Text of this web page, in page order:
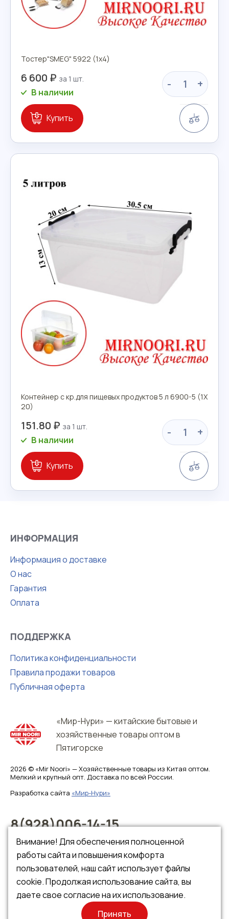
Тостер"SMEG" 5922 (1х4)
6 600 ₽ - +
В наличии
Купить
Контейнер с кр.для пищевых продуктов 5 л 6900-5 (1Х
20)
151.80 ₽ - +
В наличии
Купить
«Мир-Нури» — китайские бытовые и
хозяйственные товары оптом в
Пятигорске
2026 © «Mir Noori» — Хозяйственные товары из Китая оптом.
Мелкий и крупный опт. Доставка по всей России.
Разработка сайта «Мир-Нури»
ИНФОРМАЦИЯ
Информация о доставке
О нас
Гарантия
Оплата
ПОДДЕРЖКА
Политика конфиденциальности
Правила продажи товаров
Публичная оферта
8(928)006-14-15
8(928)006-14-16
Внимание! Для обеспечения полноценной
работы сайта и повышения комфорта
пользователей, наш сайт использует файлы
cookie. Продолжая использование сайта, вы
даете свое согласие на их использование.
Принять